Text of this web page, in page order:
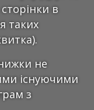
в
таких
не
існуючими
з